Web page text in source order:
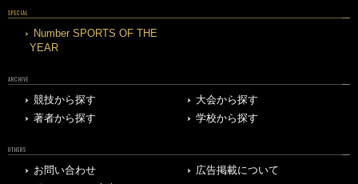
SPECIAL
Number SPORTS OF THE
YEAR
ARCHIVE
競技から探す
大会から探す
著者から探す
学校から探す
OTHERS
お問い合わせ
広告掲載について